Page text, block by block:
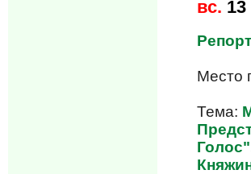
вс.
Место
Тема: